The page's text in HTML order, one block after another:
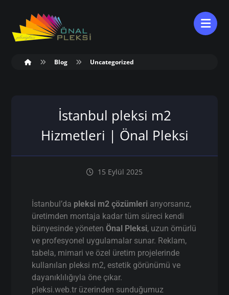
Blog Uncategorized
İstanbul pleksi m2
Hizmetleri | Önal Pleksi
15 Eylül 2025
İstanbul’da pleksi m2 çözümleri arıyorsanız,
üretimden montaja kadar tüm süreci kendi
bünyesinde yönetenÖnal Pleksi, uzun ömürlü
ve profesyonel uygulamalar sunar. Reklam,
tabela, mimari ve özel üretim projelerinde
kullanılan pleksi m2, estetik görünümü ve
dayanıklılığıyla öne çıkar.
pleksi.web.tr üzerinden sunduğumuz